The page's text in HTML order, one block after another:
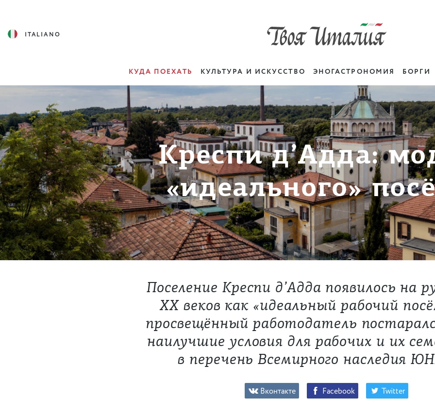
ITALIANO
КУДА ПОЕХАТЬ КУЛЬТУРА И ИСКУССТВО ЭНОГАСТРОНОМИЯ БОРГИ
Креспи д’Адда:
«идеального»
Поселение Креспи д’Адда появилось на
XX веков как «идеальный рабочий
просвещённый работодатель
наилучшие условия для рабочих и их
в перечень Всемирного наследия
Вконтакте Facebook Twitter